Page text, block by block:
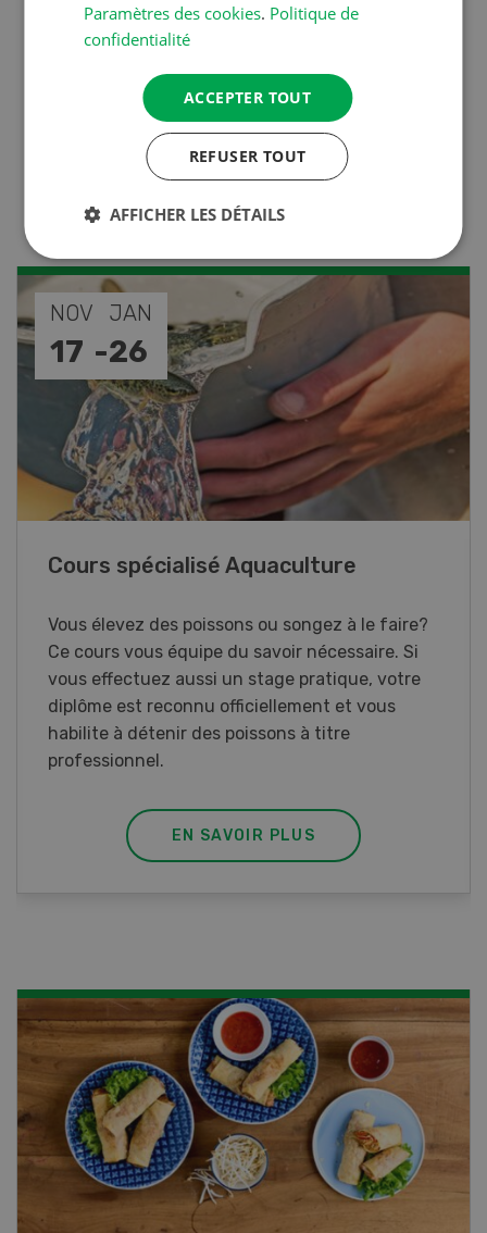
L’aide du vétérinaire: «Que
faire en cas de diarrhée
chez les chèvres ? »
Production animale
Climat d’étable
AOÛ
22 -23
41e Championnat d’Europe de labour
Championnat d’Europe de labour 2026 en
Suisse.
EN SAVOIR PLUS
Paramètres des cookies. Politique de
confidentialité
ACCEPTER TOUT
REFUSER TOUT
AFFICHER LES DÉTAILS